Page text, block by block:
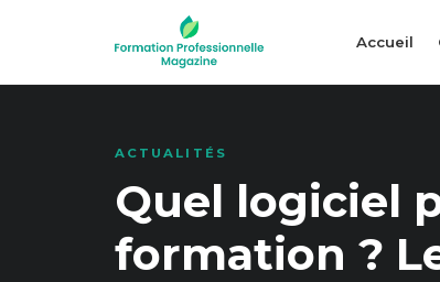
Accueil
ACTUALITÉS
Quel logiciel
formation ?